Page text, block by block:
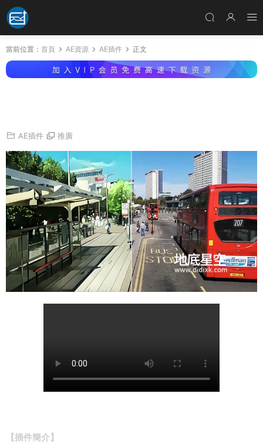
當前位置： 首頁 AE資源 AE插件 正文
AE插件 推廣
【插件簡介】